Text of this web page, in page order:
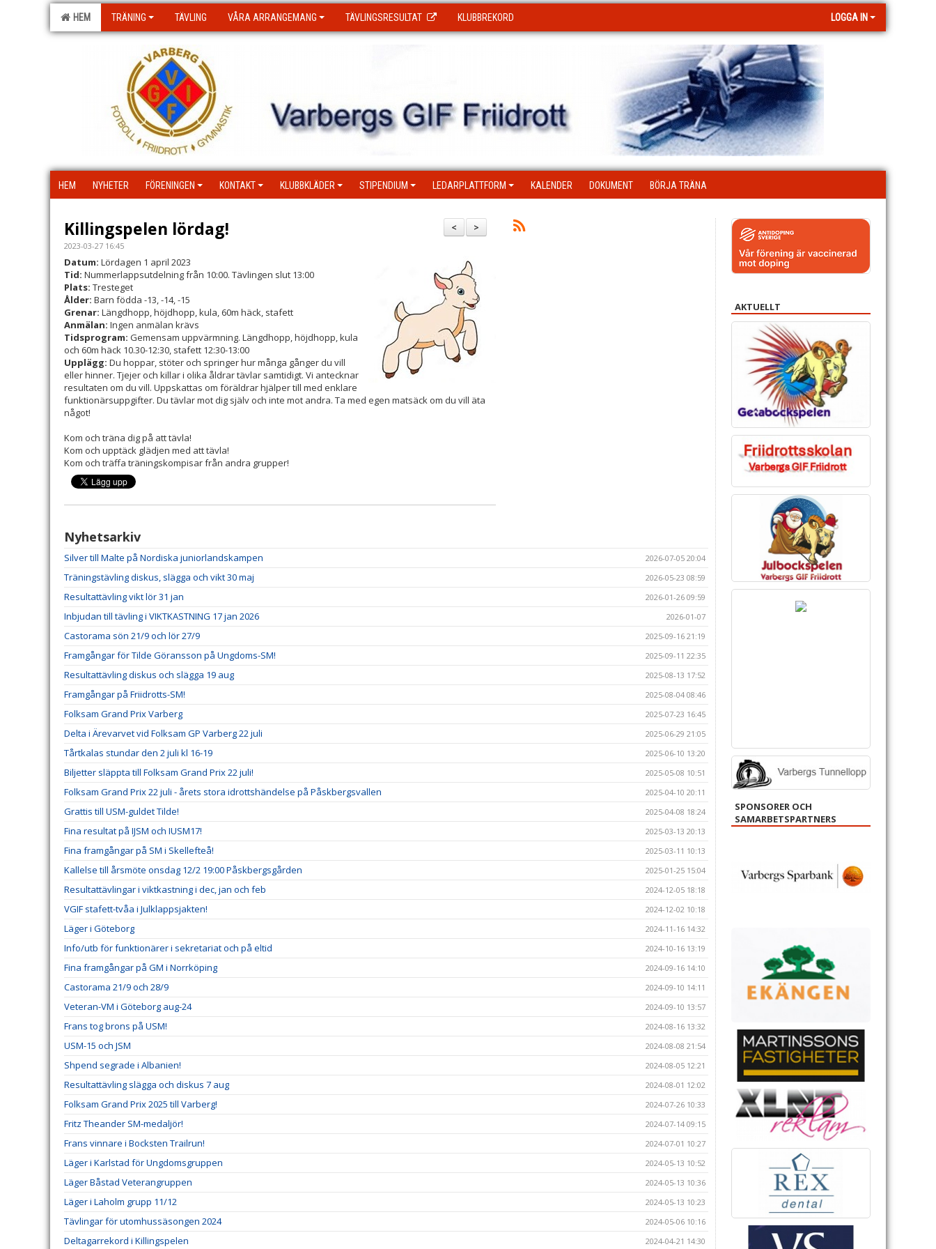
HEM TRÄNING TÄVLING VÅRA ARRANGEMANG TÄVLINGSRESULTAT KLUBBREKORD LOGGA IN
HEM NYHETER FÖRENINGEN KONTAKT KLUBBKLÄDER STIPENDIUM LEDARPLATTFORM KALENDER DOKUMENT BÖRJA TRÄNA
>
<
Killingspelen lördag!
2023-03-27 16:45
Datum: Lördagen 1 april 2023
Tid: Nummerlappsutdelning från 10:00. Tävlingen slut 13:00
Plats: Tresteget
Ålder: Barn födda -13, -14, -15
Grenar: Längdhopp, höjdhopp, kula, 60m häck, stafett
Anmälan: Ingen anmälan krävs
Tidsprogram: Gemensam uppvärmning. Längdhopp, höjdhopp, kula
och 60m häck 10.30-12:30, stafett 12:30-13:00
Upplägg: Du hoppar, stöter och springer hur många gånger du vill
eller hinner. Tjejer och killar i olika åldrar tävlar samtidigt. Vi antecknar
resultaten om du vill. Uppskattas om föräldrar hjälper till med enklare
funktionärs­uppgifter. Du tävlar mot dig själv och inte mot andra. Ta med egen matsäck om du vill äta
något!
Kom och träna dig på att tävla!
Kom och upptäck glädjen med att tävla!
Kom och träffa träningskompisar från andra grupper!
Nyhetsarkiv
Silver till Malte på Nordiska juniorlandskampen 2026-07-05 20:04
Träningstävling diskus, slägga och vikt 30 maj 2026-05-23 08:59
Resultattävling vikt lör 31 jan 2026-01-26 09:59
Inbjudan till tävling i VIKTKASTNING 17 jan 2026 2026-01-07
Castorama sön 21/9 och lör 27/9 2025-09-16 21:19
Framgångar för Tilde Göransson på Ungdoms-SM! 2025-09-11 22:35
Resultattävling diskus och slägga 19 aug 2025-08-13 17:52
Framgångar på Friidrotts-SM! 2025-08-04 08:46
Folksam Grand Prix Varberg 2025-07-23 16:45
Delta i Ärevarvet vid Folksam GP Varberg 22 juli 2025-06-29 21:05
Tårtkalas stundar den 2 juli kl 16-19 2025-06-10 13:20
Biljetter släppta till Folksam Grand Prix 22 juli! 2025-05-08 10:51
Folksam Grand Prix 22 juli - årets stora idrottshändelse på Påskbergsvallen 2025-04-10 20:11
Grattis till USM-guldet Tilde! 2025-04-08 18:24
Fina resultat på IJSM och IUSM17! 2025-03-13 20:13
Fina framgångar på SM i Skellefteå! 2025-03-11 10:13
Kallelse till årsmöte onsdag 12/2 19:00 Påskbergsgården 2025-01-25 15:04
Resultattävlingar i viktkastning i dec, jan och feb 2024-12-05 18:18
VGIF stafett-tvåa i Julklappsjakten! 2024-12-02 10:18
Läger i Göteborg 2024-11-16 14:32
Info/utb för funktionärer i sekretariat och på eltid 2024-10-16 13:19
Fina framgångar på GM i Norrköping 2024-09-16 14:10
Castorama 21/9 och 28/9 2024-09-10 14:11
Veteran-VM i Göteborg aug-24 2024-09-10 13:57
Frans tog brons på USM! 2024-08-16 13:32
USM-15 och JSM 2024-08-08 21:54
Shpend segrade i Albanien! 2024-08-05 12:21
Resultattävling slägga och diskus 7 aug 2024-08-01 12:02
Folksam Grand Prix 2025 till Varberg! 2024-07-26 10:33
Fritz Theander SM-medaljör! 2024-07-14 09:15
Frans vinnare i Bocksten Trailrun! 2024-07-01 10:27
Läger i Karlstad för Ungdomsgruppen 2024-05-13 10:52
Läger Båstad Veterangruppen 2024-05-13 10:36
Läger i Laholm grupp 11/12 2024-05-13 10:23
Tävlingar för utomhussäsongen 2024 2024-05-06 10:16
Deltagarrekord i Killingspelen 2024-04-21 14:30
AKTUELLT
SPONSORER OCH
SAMARBETSPARTNERS